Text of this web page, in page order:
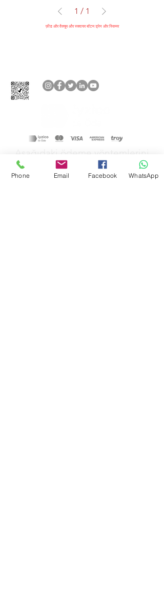
1 / 1
फ़ीड और वैक्यूम और स्क्वायर बॉटम ड्रेन और स्किमर
Aşağıdaki ödeme yöntemlerini
kabul ediyoruz
Phone Email Facebook WhatsApp